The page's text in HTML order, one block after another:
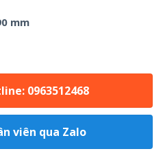
mm
0963512468
viên qua Zalo